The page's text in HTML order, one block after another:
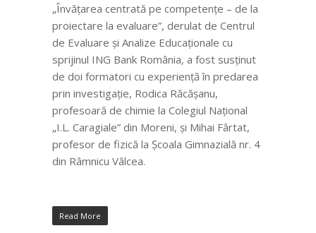
„Învățarea centrată pe competențe – de la
proiectare la evaluare”, derulat de Centrul
de Evaluare și Analize Educaționale cu
sprijinul ING Bank România, a fost susținut
de doi formatori cu experiență în predarea
prin investigație, Rodica Răcășanu,
profesoară de chimie la Colegiul Național
„I.L. Caragiale” din Moreni, și Mihai Fârtat,
profesor de fizică la Școala Gimnazială nr. 4
din Râmnicu Vâlcea.
Read More